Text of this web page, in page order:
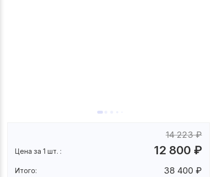
Цена за 1 шт. :
14 223₽
12 800 ₽
Итого: 38 400 ₽